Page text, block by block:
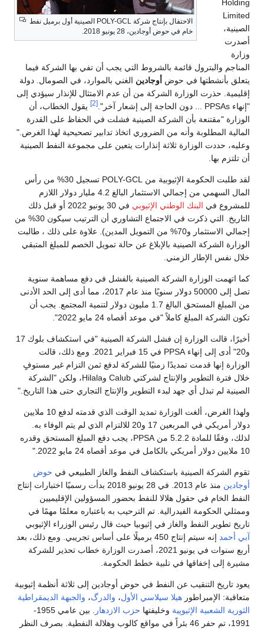
الاحتفال بإنتاج شركة POLY-GCL الصينية أول برميل نفط
خام في حوض أوجادين، 28 يونيو 2018.
Holding
Limited
الصينية،
أصدرت
وزارة
المناجم والبترول قائمة بالشروط التي يجب أن تفي بها الشركة فيما
يتعلق بأنشطتها في حوض أوجادين الغني بالموارد، في الصومال. دولة
إقليمية. حذرت الوزارة الشركة من أن عدم الامتثال للإنذار سيؤدي إلى
"إنهاء PPSAs ... دون الحاجة إلى إشعار آخر".
[2]
يقول الخطاب، أن
الوزارة "مقتنعة بأن الشركة الصينية فشلت في الحفاظ على القدرة
المالية المطلوبة وأنه من الضروري اتخاذ تدابير تصحيحية لهذا الغرض."
وعليه، حددت الوزارة ثلاثة إنذارات يتعين على مجموعة النفط الصينية
أن تلتزم بها.
لقد طلبت الحكومة الإثيوبية من POLY-GCL تسجيل 30% من رأس
المال السهمي من إجمالي الاستثمار البالغ 4.2 مليار دولار اللازم
للمشروع في البنك الوطني الإثيوبي
في 30 يونيو 2022 أو قبل ذلك
التاريخ. التي ذكرت في الاجتماع التشاوري أن الترتيب سيكون 30% من
إجمالي الاستثمار و70% من التمويل المدين). علاوة على ذلك ، طالبت
الوزارة الشركة الصينية بالإبلاغ عن حالة تمويل الخصم للمبلغ المتبقي
خلال نفس الإطار الزمني.
كما اتهمت الوزارة الشركة الصينية بالفشل في دفع مساهمة سنوية
تصل إلى 50000 دولار سنويًا منذ عام 2017، مما أدى إلى الحد الأدنى
من المبلغ المستحق البالغ 1.7 مليون دولار لتنمية المجتمع. يجب أن
تكون الشركة المبلغ كاملاً "في موعد أقصاه 24 مايو 2022".
أخيرًا، قالت الوزارة إن فشل الشركة الصينية "في استكشاف بلوك 17
و20" أدى إلى إنهاء PPSA في 15 فبراير 2021. ومع ذلك، قالت
الوزارة إنها قدمت تمديدًا زمنيًا للشركة لدفع ثمن التزام غير مستوفٍ
خلال فترة التطوير والإنتاج لشركتي Calub وHilala، ولكن "الشركة
الصينية لم تبذل أي جهد لبدء التطوير والإنتاج التجاري حتى هذا التاريخ."
ولهذا الغرض، ألغت الوزارة تمديد الوقت الذي قدمته لدفع 10 ملايين
دولار أمريكي في المربعين 17 و20 للالتزام الذي لم يتم الوفاء به.
لذلك، وفقًا للمادة 5.2.2 من PPSA، يجب دفع المبلغ المستحق وقدره
10 ملايين دولار أمريكي بالكامل في موعد أقصاه 24 مايو 2022."
تقوم الشركة الصينية باستكشاف النفط والغاز الطبيعي في حوض
أوجادين
منذ عام 2013. في 28 يونيو 2018 بدأت رسميًا اختبارات إنتاج
النفط الخام في حقول هلالا للنفط بحضور المسؤولين الإقليميين
وممثلي الحكومة الفيدرالية. تم الترحيب به باعتباره معلمًا مهمًا في
تاريخ تطوير النفط والغاز في إثيوبيا حيث قال رئيس الوزراء الإثيوبي
آبي أحمد
إنه سيتم إنتاج 450 برميلًا على أساس تجريبي. ومع ذلك، بعد
أربع سنوات في يونيو 2021، أصدرت الوزارة خطاب تحذير للشركة
مشيرة إلى إخفاقها في تلبية خطط الحكومة.
يعود تاريخ التنقيب عن النفط في حوض أوجادين إلى ثلاثة أنظمة إثيوبية
متعاقبة: الإمبراطور هيلا سيلاسي الأول، والدرگ، والجبهة الديمقراطية
الثورية الشعبية الإثيوپية وخليفتها حزب الازدهار
. بين عامي 1955-
1991، تم حفر 46 بئراً في مواقع كالوب وهلالة النفطية. بصرف النظر